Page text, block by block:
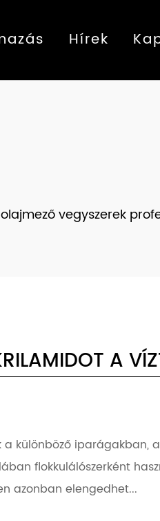
Hírek
vegyszerek
A
különböző iparágakban,
flokkulálószerként
azonban elengedhet...